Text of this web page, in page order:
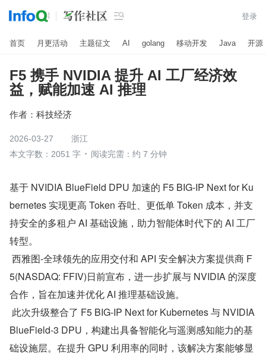
 登录
首页 月更活动 主题征文 AI golang 移动开发 Java 开源
F5 携手 NVIDIA 提升 AI 工厂经济效
益，赋能加速 AI 推理
作者： 科技经济
2026-03-27
浙江
本文字数：2051 字
阅读完需：约 7 分钟
基于 NVIDIA BlueField DPU 加速的 F5 BIG-IP Next for Ku
bernetes 实现更高 Token 吞吐、更低单 Token 成本，并支
持安全的多租户 AI 基础设施，助力智能体时代下的 AI 工厂
转型。
西雅图-全球领先的应用交付和 API 安全解决方案提供商 F
5(NASDAQ: FFIV)日前宣布，进一步扩展与 NVIDIA 的深度
合作，旨在加速并优化 AI 推理基础设施。
此次升级整合了 F5 BIG-IP Next for Kubernetes 与 NVIDIA
BlueField-3 DPU，构建出具备智能化与遥测感知能力的基
础设施层。在提升 GPU 利用率的同时，该解决方案能够显